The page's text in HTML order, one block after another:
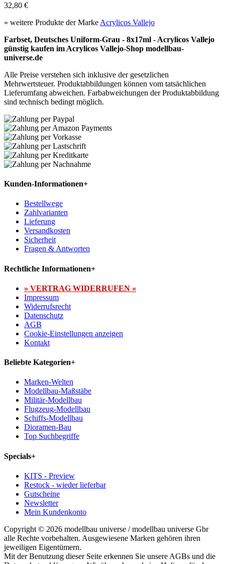
32,80 €
» weitere Produkte der Marke Acrylicos Vallejo
Farbset, Deutsches Uniform-Grau - 8x17ml - Acrylicos Vallejo
günstig kaufen im Acrylicos Vallejo-Shop modellbau-
universe.de
Alle Preise verstehen sich inklusive der gesetzlichen
Mehrwertsteuer. Produktabbildungen können vom tatsächlichen
Lieferumfang abweichen. Farbabweichungen der Produktabbildung
sind technisch bedingt möglich.
Kunden-Informationen+
Bestellwege
Zahlvarianten
Lieferung
Versandkosten
Sicherheit
Fragen & Antworten
Rechtliche Informationen+
» VERTRAG WIDERRUFEN «
Impressum
Widerrufsrecht
Datenschutz
AGB
Cookie-Einstellungen anzeigen
Kontakt
Beliebte Kategorien+
Marken-Welten
Modellbau-Maßstäbe
Militär-Modellbau
Flugzeug-Modellbau
Schiffs-Modellbau
Dioramen-Bau
Top Suchbegriffe
Specials+
KITS - Preview
Restock - wieder lieferbar
Gutscheine
Newsletter
Mein Kundenkonto
Copyright © 2026 modellbau universe / modellbau universe Gbr
alle Rechte vorbehalten. Ausgewiesene Marken gehören ihren
jeweiligen Eigentümern.
Mit der Benutzung dieser Seite erkennen Sie unsere AGBs und die